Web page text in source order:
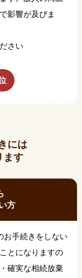
影響が及びま
さい
には
ます
方
お手続きをしない
とになりますの
確実な相続放棄